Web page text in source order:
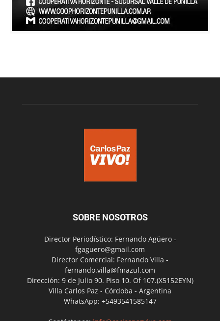
SOBRE NOSOTROS
Director Periodístico: Fernando Agüero -
fgaguero@gmail.com
Director Comercial: Fernando Villa -
fernando.villa@fmazul.com
Dirección: 9 de Julio 90. Piso 10. Of 107.(X5152EYN)
Villa Carlos Paz - Córdoba - Argentina
WhatsApp: +5493541585147